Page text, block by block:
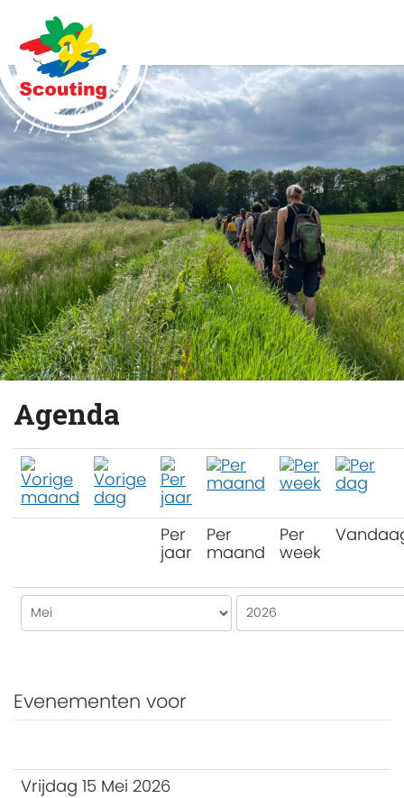
Agenda
Per
jaar
Per
maand
Per
week
Evenementen voor
Vrijdag 15 Mei 2026